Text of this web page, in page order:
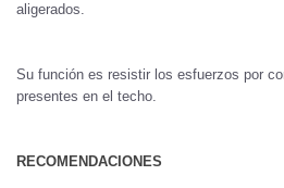
aligerados.
Su función es resistir los esfuerzos por
presentes en el techo.
RECOMENDACIONES